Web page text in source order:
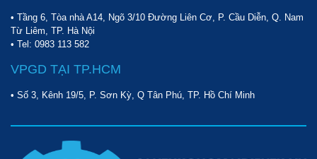
• Tầng 6, Tòa nhà A14, Ngõ 3/10 Đường Liên Cơ, P. Cầu Diễn, Q. Nam
Từ Liêm, TP. Hà Nội
• Tel: 0983 113 582
VPGD TẠI TP.HCM
• Số 3, Kênh 19/5, P. Sơn Kỳ, Q Tân Phú, TP. Hồ Chí Minh